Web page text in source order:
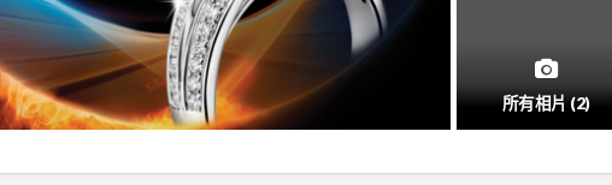
所有相片 (2)